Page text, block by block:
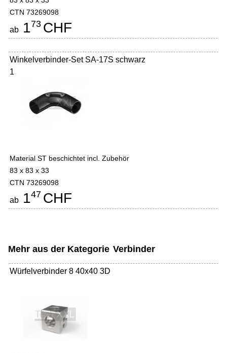
CTN 73269098
ab 173 CHF
Winkelverbinder-Set SA-17S schwarz
1
Material ST beschichtet incl. Zubehör
83 x 83 x 33
CTN 73269098
ab 147 CHF
Mehr aus der Kategorie Verbinder
Würfelverbinder 8 40x40 3D